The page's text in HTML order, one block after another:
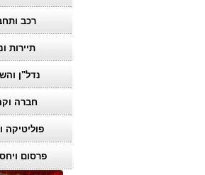
רכב
תיירות
נדל"ן
חברה
פוליטיקה
פרסום